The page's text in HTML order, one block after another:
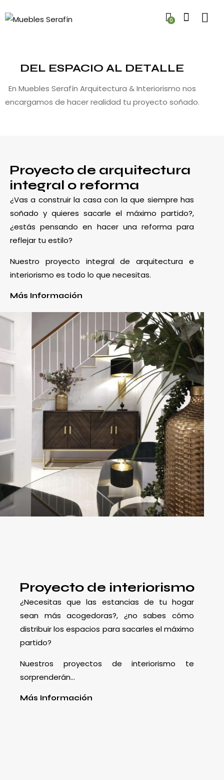
0
DEL ESPACIO AL DETALLE
En Muebles Serafín Arquitectura & Interiorismo nos
encargamos de hacer realidad tu proyecto soñado.
Proyecto de arquitectura
integral o reforma
¿Vas a construir la casa con la que siempre has
soñado y quieres sacarle el máximo partido?,
¿estás pensando en hacer una reforma para
reflejar tu estilo?
Nuestro proyecto integral de arquitectura e
interiorismo es todo lo que necesitas.
Más Información
Proyecto de interiorismo
¿Necesitas que las estancias de tu hogar
sean más acogedoras?, ¿no sabes cómo
distribuir los espacios para sacarles el máximo
partido?
Nuestros proyectos de interiorismo te
sorprenderán…
Más Información